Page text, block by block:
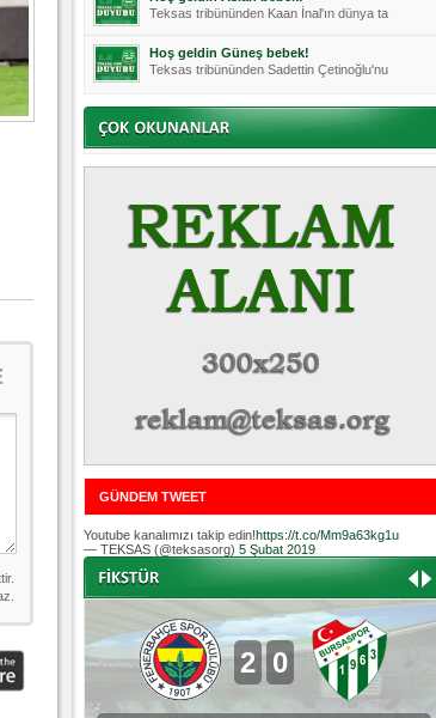
Teksas tribününden Kaan İnal'ın dünya ta
Hoş geldin Güneş bebek!
Teksas tribününden Sadettin Çetinoğlu'nu
Mutluluklar Ceyhun Tetik
Teksas tribünlerinin sevilen isimlerinde
Bursasporumuzun önü açılsın is
Hoş geldin Alaz Bebek!
Teksas.org sistem yöneticisi, ekibimizin
Hoş geldin Göktuğ Bebek!
Teksas.org ekibimizden ve tribünlerimizi
Teksas tribünlerinden Basri İleri'nin dü
Hoş geldin Kerem Bebek!
Tribünlerimizden Mesut Ulusoy'un (Duka)
Hoş geldin Aslan bebek!
Teksas tribününden Kaan İnal'ın dünya ta
Hoş geldin Güneş bebek!
Teksas tribününden Sadettin Çetinoğlu'nu
GÜNDEM TWEET
Youtube kanalımızı takip edin!https://t.co/Mm9a63kg1u
— TEKSAS (@teksasorg) 5 Şubat 2019
2 0